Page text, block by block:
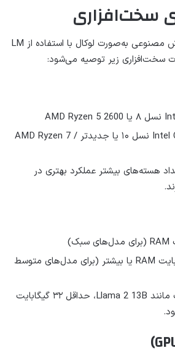
سخت‌افزاری
برای اجرای مدل‌های هوش مصنوعی به‌صورت لوکال با استفاده از LM
پیشنهادی: Intel Core i7 نسل ۱۰ یا جدیدتر / AMD Ryzen 7
هسته‌های بیشتر عملکرد بهتری در
پیشنهادی: ۱۶ گیگابایت RAM یا بیشتر (برای مدل‌های متوسط
برای مدل‌های بزرگ مانند Llama 2 13B، حداقل ۳۲ گیگابایت